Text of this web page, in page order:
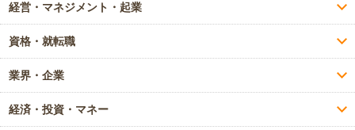
経営・マネジメント・起業
資格・就転職
業界・企業
経済・投資・マネー